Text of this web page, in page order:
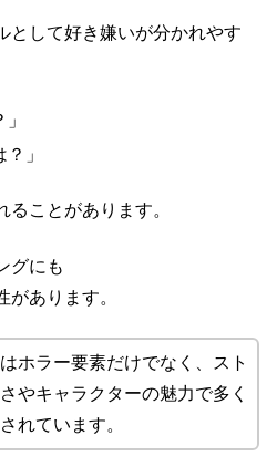
として好き嫌いが分かれやす
」
ることがあります。
グにも
あります。
ホラー要素だけでなく、スト
やキャラクターの魅力で多く
れています。